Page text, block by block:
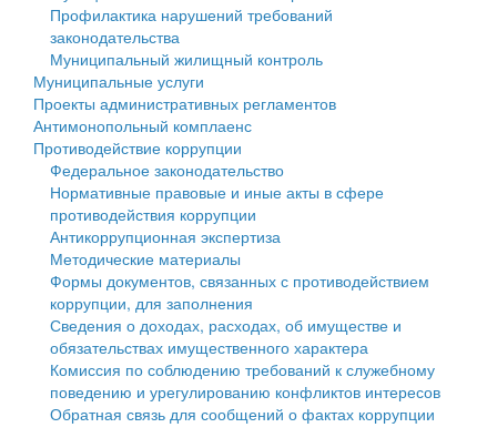
Оценка регулирующего воздействия
Деятельность МУ
Нормативы градостроительного проектирования
Правила землепользования и застройки
Генеральные планы
Проекты планировки территории
Собрание депутатов
Городское поселение
Сельские поселения
Профилактика нарушений требований
законодательства
Муниципальный жилищный контроль
Муниципальные услуги
Проекты административных регламентов
Антимонопольный комплаенс
Противодействие коррупции
Федеральное законодательство
Нормативные правовые и иные акты в сфере
противодействия коррупции
Антикоррупционная экспертиза
Методические материалы
Формы документов, связанных с противодействием
коррупции, для заполнения
Сведения о доходах, расходах, об имуществе и
обязательствах имущественного характера
Комиссия по соблюдению требований к служебному
поведению и урегулированию конфликтов интересов
Обратная связь для сообщений о фактах коррупции